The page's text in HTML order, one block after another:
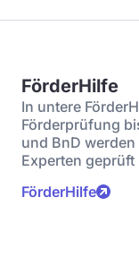
FörderHilfe
In untere
Förderprüfung
und BnD
Experten
FörderHilfe